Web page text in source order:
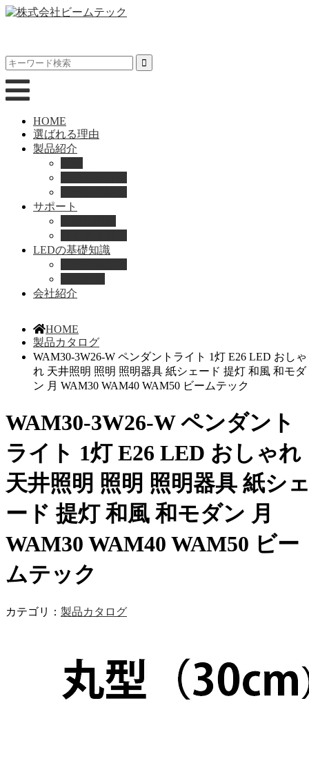
HOME
選ばれる理由
製品紹介
サポート
LEDの基礎知識
会社紹介
HOME
製品カタログ
WAM30-3W26-W ペンダントライト 1灯 E26 LED おしゃ
れ 天井照明 照明 照明器具 紙シェード 提灯 和風 和モダ
ン 月 WAM30 WAM40 WAM50 ビームテック
WAM30-3W26-W ペンダント
ライト 1灯 E26 LED おしゃれ
天井照明 照明 照明器具 紙シ
ード 提灯 和風 和モダン 月
WAM30 WAM40 WAM50 ビー
ムテック
カテゴリ： 製品カタログ